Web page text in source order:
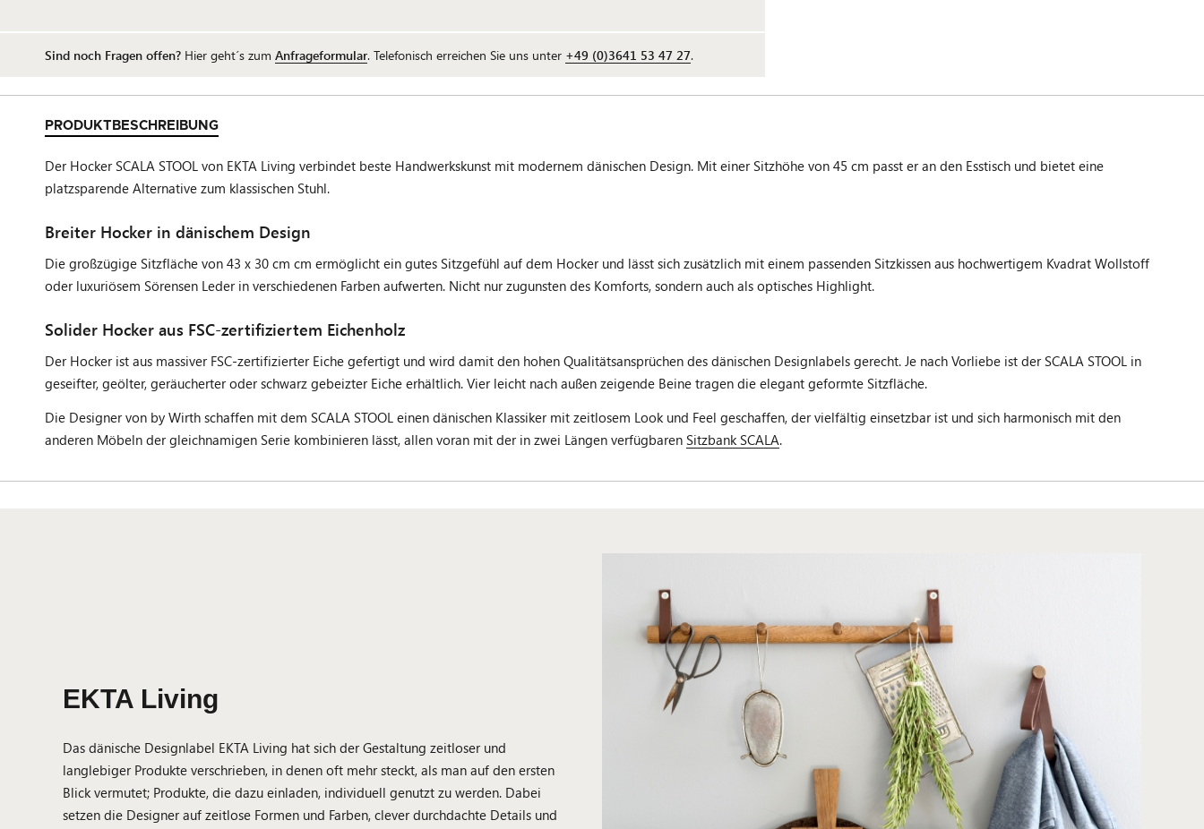
Sind noch Fragen offen? Hier geht´s zum Anfrageformular. Telefonisch erreichen Sie uns unter +49 (0)3641 53 47 27.
PRODUKTBESCHREIBUNG
Der Hocker SCALA STOOL von EKTA Living verbindet beste Handwerkskunst mit modernem dänischen Design. Mit einer Sitzhöhe von 45 cm passt er an den Esstisch und bietet eine
platzsparende Alternative zum klassischen Stuhl.
Breiter Hocker in dänischem Design
Die großzügige Sitzfläche von 43 x 30 cm cm ermöglicht ein gutes Sitzgefühl auf dem Hocker und lässt sich zusätzlich mit einem passenden Sitzkissen aus hochwertigem Kvadrat Wollstoff
oder luxuriösem Sörensen Leder in verschiedenen Farben aufwerten. Nicht nur zugunsten des Komforts, sondern auch als optisches Highlight.
Solider Hocker aus FSC-zertifiziertem Eichenholz
Der Hocker ist aus massiver FSC-zertifizierter Eiche gefertigt und wird damit den hohen Qualitätsansprüchen des dänischen Designlabels gerecht. Je nach Vorliebe ist der SCALA STOOL in
geseifter, geölter, geräucherter oder schwarz gebeizter Eiche erhältlich. Vier leicht nach außen zeigende Beine tragen die elegant geformte Sitzfläche.
Die Designer von by Wirth schaffen mit dem SCALA STOOL einen dänischen Klassiker mit zeitlosem Look und Feel geschaffen, der vielfältig einsetzbar ist und sich harmonisch mit den
anderen Möbeln der gleichnamigen Serie kombinieren lässt, allen voran mit der in zwei Längen verfügbaren Sitzbank SCALA.
EKTA Living
Das dänische Designlabel EKTA Living hat sich der Gestaltung zeitloser und
langlebiger Produkte verschrieben, in denen oft mehr steckt, als man auf den ersten
Blick vermutet; Produkte, die dazu einladen, individuell genutzt zu werden. Dabei
setzen die Designer auf zeitlose Formen und Farben, clever durchdachte Details und